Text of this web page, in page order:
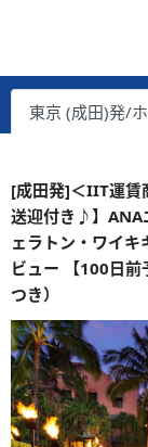
東京 (成田)発/
[成田発]＜IIT運賃
送迎付き♪】ANA
ェラトン・ワイ
ビュー 【100日
つき）